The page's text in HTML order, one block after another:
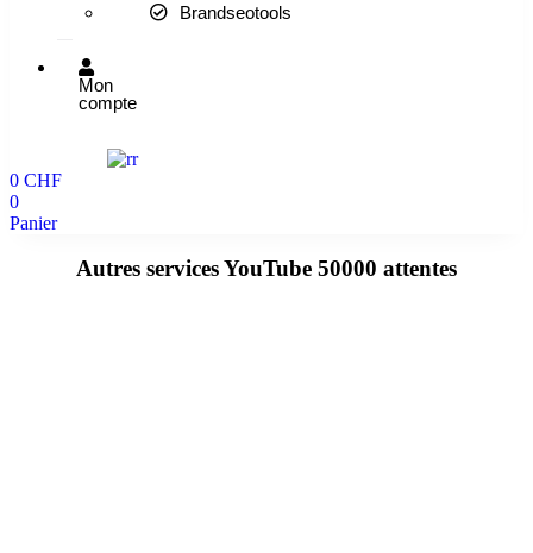
Brandseotools
Mon
compte
0 CHF
0
Panier
Autres services YouTube 50000 attentes